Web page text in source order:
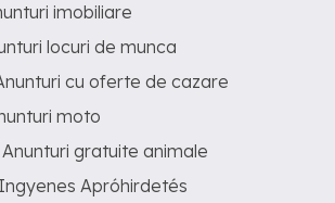
imobiliare
locuri de munca
cu oferte de cazare
moto
gratuite animale
Apróhirdetés